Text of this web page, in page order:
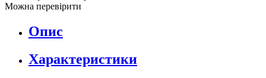
Можна перевірити
Опис
Характеристики